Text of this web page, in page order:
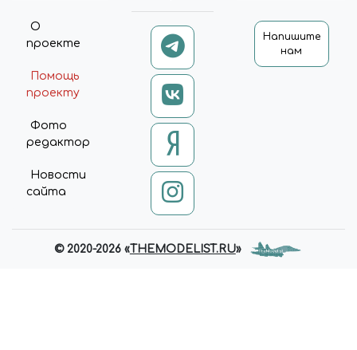
О
проекте
Помощь
проекту
Фото
редактор
Новости
сайта
Напишите
нам
© 2020-2026 «THEMODELIST.RU»